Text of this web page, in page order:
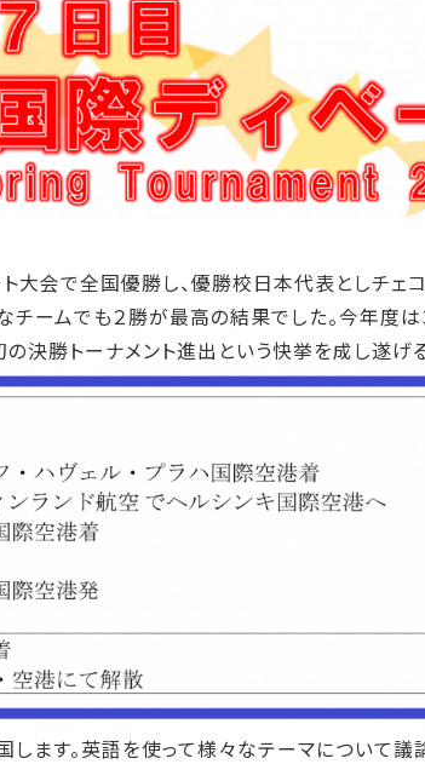
大会で全国優勝し、優勝校日本代表としチェ
ームでも２勝が最高の結果でした。今年度は
決勝トーナメント進出という快挙を成し遂げ
ます。英語を使って様々なテーマについて